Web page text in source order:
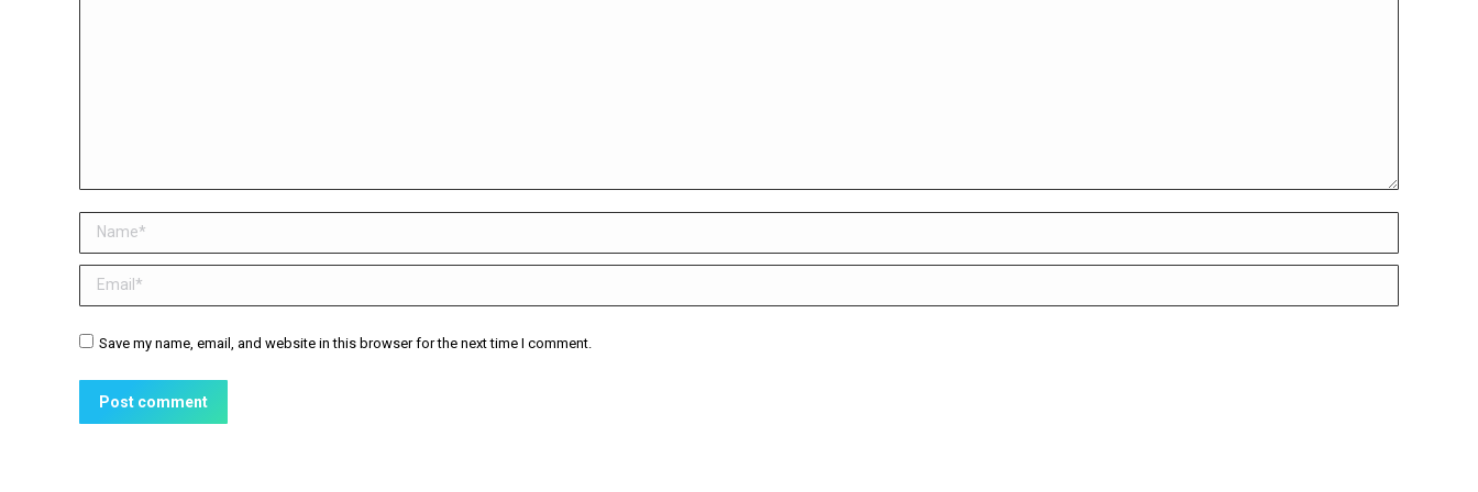
Name *
Email *
Website
Save my name, email, and website in this browser for the next time I comment.
Post comment